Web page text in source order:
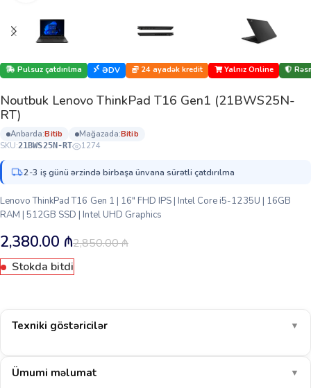
Pulsuz çatdırılma ƏDV 24 ayadək kredit Yalnız Online
Noutbuk Lenovo ThinkPad T16 Gen1 (21BWS25N-
RT)
anbarda: bi̇ti̇b mağazada: bi̇ti̇b
SKU:21BWS25N-RT 1274
2-3 iş günü ərzində birbaşa ünvana sürətli çatdırılma
Lenovo ThinkPad T16 Gen 1 | 16″ FHD IPS | Intel Core i5-1235U | 16GB
RAM | 512GB SSD | Intel UHD Graphics
2,850.00₼
2,380.00 ₼
Stokda bitdi
Texniki göstəricilər ▼
Ümumi məlumat ▼